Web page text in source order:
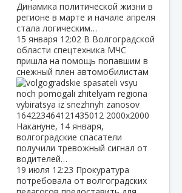
Динамика политической жизни в
регионе в марте и начале апреля
стала логическим…
15 января 12:02 В Волгоградской
области спецтехника МЧС
пришла на помощь попавшим в
снежный плен автомобилистам
Накануне, 14 января,
волгоградские спасатели
получили тревожный сигнал от
водителей…
19 июля 12:23 Прокуратура
потребовала от волгоградских